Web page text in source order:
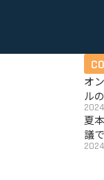
オ
ル
夏
議